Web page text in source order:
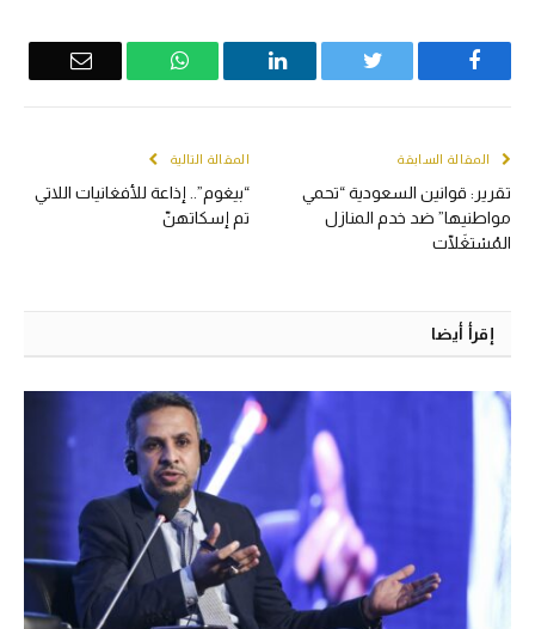
Twitter
LinkedIn
WhatsApp
Email
المقالة السابقة
تقرير: قوانين السعودية “تحمي
مواطنيها” ضد خدم المنازل
المُسْتغَلّات
المقالة التالية
“بيغوم”.. إذاعة للأفغانيات اللاتي
تم إسكاتهنّ
إقرأ أيضا